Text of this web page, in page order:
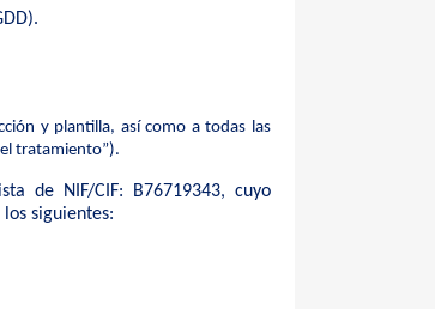
y plantilla, así como a todas las
tratamiento”).
de NIF/CIF: B76719343, cuyo
los siguientes: